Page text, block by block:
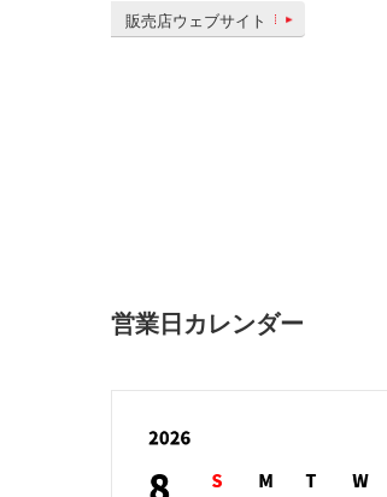
販売店ウェブサイト
営業日カレンダー